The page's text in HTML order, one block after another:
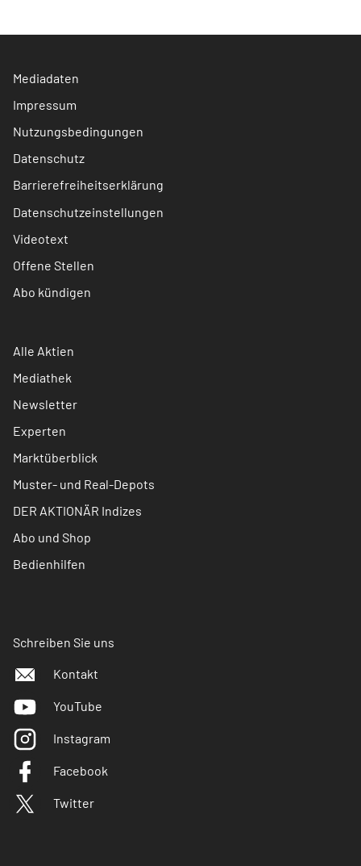
Mediadaten
Impressum
Nutzungsbedingungen
Datenschutz
Barrierefreiheitserklärung
Datenschutzeinstellungen
Videotext
Offene Stellen
Abo kündigen
Alle Aktien
Mediathek
Newsletter
Experten
Marktüberblick
Muster- und Real-Depots
DER AKTIONÄR Indizes
Abo und Shop
Bedienhilfen
Schreiben Sie uns
Kontakt
YouTube
Instagram
Facebook
Twitter